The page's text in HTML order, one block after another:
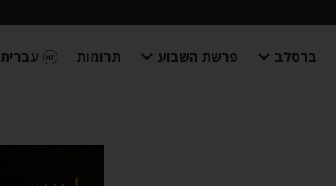
ברסלב פרשת השבוע תרומות עברית